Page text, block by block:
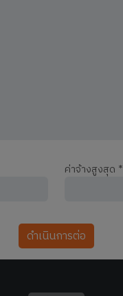
ค่าจ้างสูงสุด *
ดำเนินการต่อ